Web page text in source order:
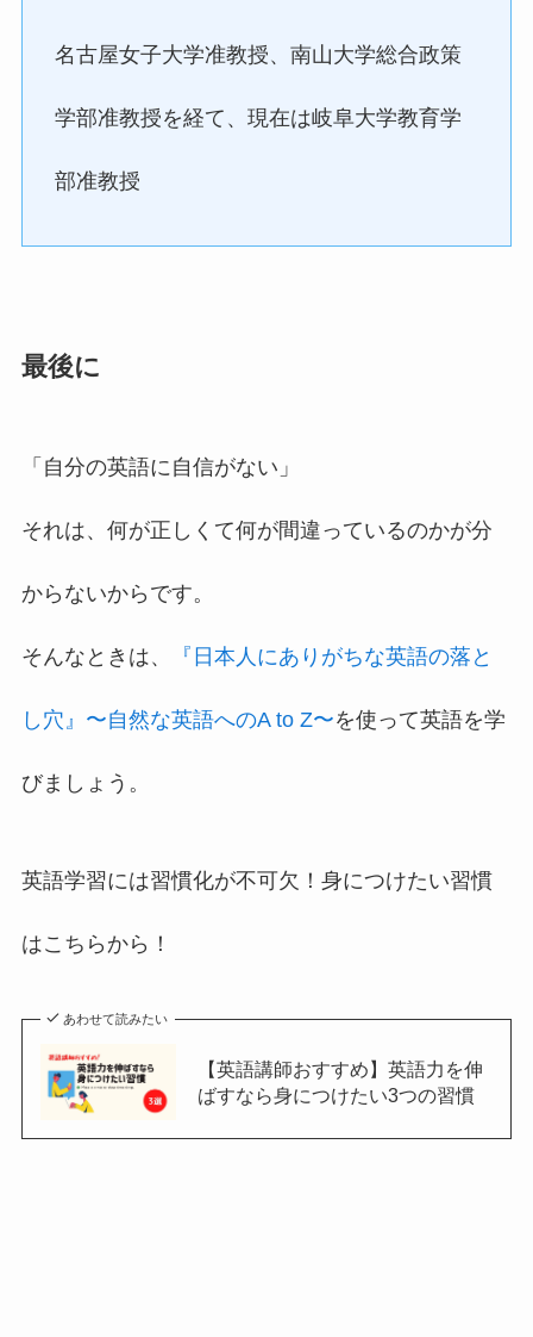
名古屋女子大学准教授、南山大学総合政策
学部准教授を経て、現在は岐阜大学教育学
部准教授
最後に
「自分の英語に自信がない」
それは、何が正しくて何が間違っているのかが分
からないからです。
そんなときは、 『日本人にありがちな英語の落と
し穴』〜自然な英語へのA to Z〜を使って英語を学
びましょう。
英語学習には習慣化が不可欠！身につけたい習慣
はこちらから！
あわせて読みたい
【英語講師おすすめ】英語力を伸
ばすなら身につけたい3つの習慣